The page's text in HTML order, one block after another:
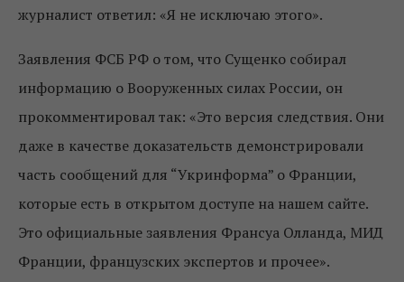
журналист ответил: «Я не исключаю этого».
Заявления ФСБ РФ о том, что Сущенко собирал
информацию о Вооруженных силах России, он
прокомментировал так: «Это версия следствия. Они
даже в качестве доказательств демонстрировали
часть сообщений для “Укринформа” о Франции,
которые есть в открытом доступе на нашем сайте.
Это официальные заявления Франсуа Олланда, МИД
Франции, французских экспертов и прочее».